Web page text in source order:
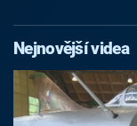
Nejnovější videa